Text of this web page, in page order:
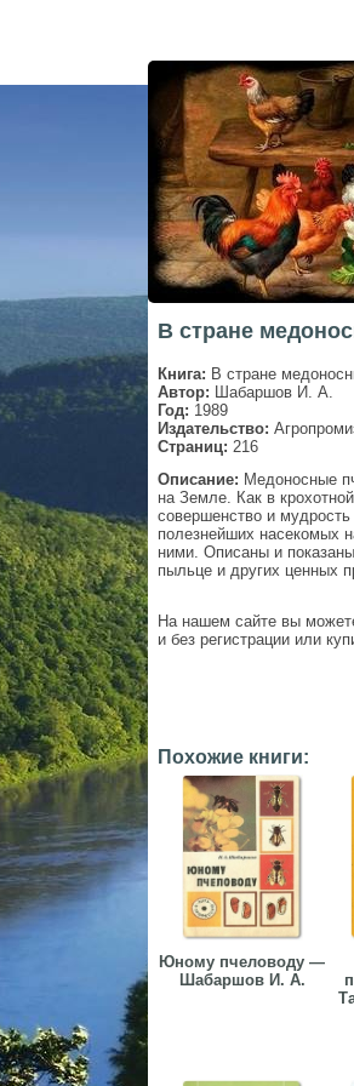
В стране
Книга: В стране
Автор: Шабаршов И. А.
Год: 1989
Издательство:
Страниц: 216
Описание: Медоносные
на Земле. Как в
совершенство и
полезнейших насекомых
ними. Описаны и
пыльце и других ценных
На нашем сайте вы
и без регистрации или
Похожие книги:
Юному пчеловоду —
Шабаршов И. А.